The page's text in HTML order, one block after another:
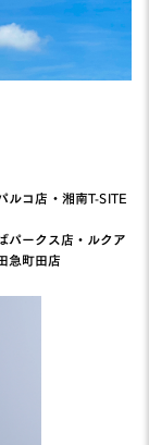
コ店・湘南T-SITE
ークス店・ルクア
急町田店